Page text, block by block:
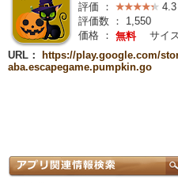
評価 ：
4.3
評価数 ： 1,550
価格 ： 無料 サイ
URL：
https://play.google.com/
aba.escapegame.pumpkin.go